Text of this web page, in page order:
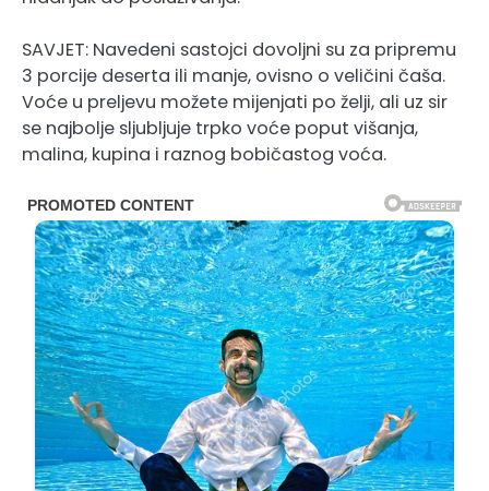
SAVJET: Navedeni sastojci dovoljni su za pripremu
3 porcije deserta ili manje, ovisno o veličini čaša.
Voće u preljevu možete mijenjati po želji, ali uz sir
se najbolje sljubljuje trpko voće poput višanja,
malina, kupina i raznog bobičastog voća.